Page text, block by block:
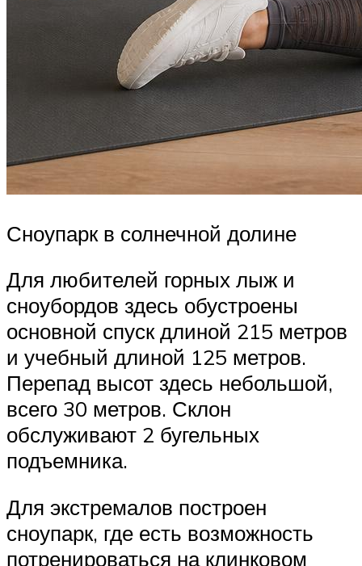
Сноупарк в солнечной долине
Для любителей горных лыж и
сноубордов здесь обустроены
основной спуск длиной 215 метров
и учебный длиной 125 метров.
Перепад высот здесь небольшой,
всего 30 метров. Склон
обслуживают 2 бугельных
подъемника.
Для экстремалов построен
сноупарк, где есть возможность
потренироваться на клинковом